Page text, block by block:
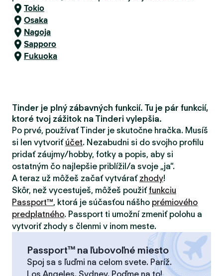
Tokio
Osaka
Nagoja
Sapporo
Fukuoka
Tinder je plný zábavných funkcií. Tu je pár funkcií,
ktoré tvoj zážitok na Tinderi vylepšia.
Po prvé, používať Tinder je skutočne hračka. Musíš
si len vytvoriť účet. Nezabudni si do svojho profilu
pridať záujmy/hobby, fotky a popis, aby si
ostatným čo najlepšie priblížil/a svoje „ja“.
A teraz už môžeš začať vytvárať zhody!
Skôr, než vycestuješ, môžeš použiťfunkciu
Passport™, ktorá je súčasťou nášho prémiového
predplatného. Passport ti umožní zmeniť polohu a
vytvoriť zhody s členmi v inom meste.
Passport™ na ľubovoľné miesto
Spoj sa s ľuďmi na celom svete. Paríž.
Los Angeles. Sydney. Poďme na to!